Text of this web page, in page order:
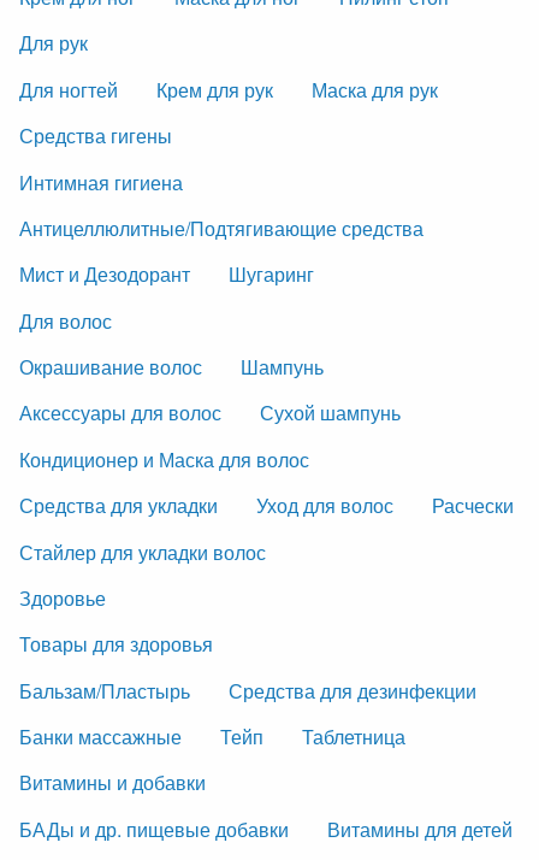
Для рук
Для ногтей
Крем для рук
Маска для рук
Средства гигены
Интимная гигиена
Антицеллюлитные/Подтягивающие средства
Мист и Дезодорант
Шугаринг
Для волос
Окрашивание волос
Шампунь
Аксессуары для волос
Сухой шампунь
Кондиционер и Маска для волос
Средства для укладки
Уход для волос
Расчески
Стайлер для укладки волос
Здоровье
Товары для здоровья
Бальзам/Пластырь
Средства для дезинфекции
Банки массажные
Тейп
Таблетница
Витамины и добавки
БАДы и др. пищевые добавки
Витамины для детей